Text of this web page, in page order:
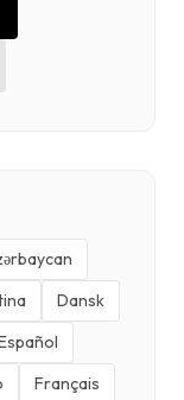
Dansk
Français